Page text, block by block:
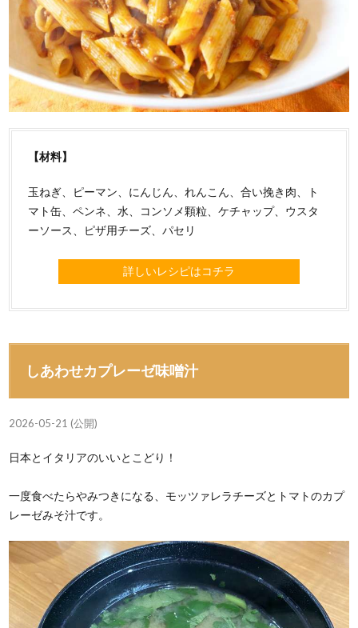
【材料】
玉ねぎ、ピーマン、にんじん、れんこん、合い挽き肉、ト
マト缶、ペンネ、水、コンソメ顆粒、ケチャップ、ウスタ
ーソース、ピザ用チーズ、パセリ
詳しいレシピはコチラ
しあわせカプレーゼ味噌汁
2026-05-21 (公開)
日本とイタリアのいいとこどり！
一度食べたらやみつきになる、モッツァレラチーズとトマトのカプ
レーゼみそ汁です。